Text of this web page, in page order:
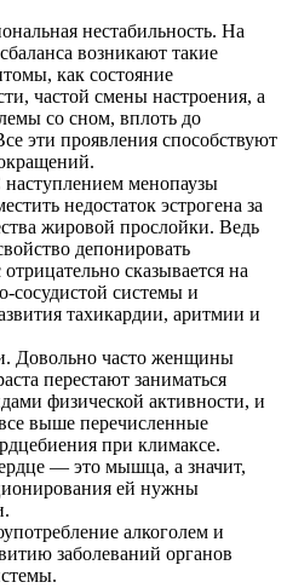
нестабильность. На
возникают такие
как состояние
частой смены настроения, а
со сном, вплоть до
эти проявления способствуют
менопаузы
недостаток эстрогена за
жировой прослойки. Ведь
депонировать
сказывается на
сосудистой системы и
тахикардии, аритмии и
Довольно часто женщины
перестают заниматься
физической активности, и
выше перечисленные
при климаксе.
— это мышца, а значит,
ей нужны
алкоголем и
заболеваний органов